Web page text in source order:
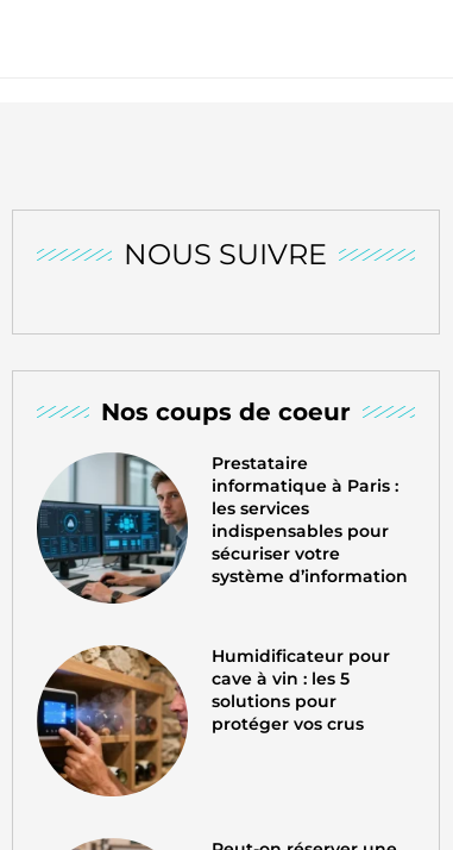
NOUS SUIVRE
Nos coups de coeur
Prestataire
informatique à Paris :
les services
indispensables pour
sécuriser votre
système d’information
Humidificateur pour
cave à vin : les 5
solutions pour
protéger vos crus